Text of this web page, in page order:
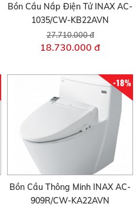
Bồn Cầu Nắp Điện Tử INAX AC-
1035/CW-KB22AVN
27.710.000 đ
18.730.000 đ
-18%
Bồn Cầu Thông Minh INAX AC-
909R/CW-KA22AVN